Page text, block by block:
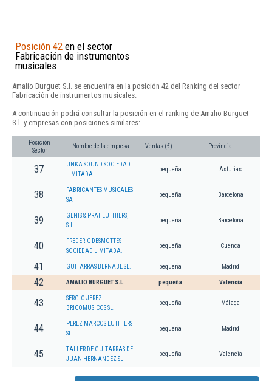
Posición 42 en el sector
Fabricación de instrumentos
musicales
Amalio Burguet S.l. se encuentra en la posición 42 del Ranking del sector
Fabricación de instrumentos musicales.
A continuación podrá consultar la posición en el ranking de Amalio Burguet
S.l. y empresas con posiciones similares:
Posición
Sector
Nombre de la empresa Ventas (€) Provincia
37
UNKA SOUND SOCIEDAD
LIMITADA.
pequeña Asturias
38
FABRICANTES MUSICALES
SA
pequeña Barcelona
39
GENIS & PRAT LUTHIERS,
S.L.
pequeña Barcelona
40
FREDERIC DESMOTTES
SOCIEDAD LIMITADA.
pequeña Cuenca
41 GUITARRAS BERNABE SL. pequeña Madrid
42 AMALIO BURGUET S.L. pequeña Valencia
43
SERGIO JEREZ-
BRICOMUSICOS SL.
pequeña Málaga
44
PEREZ MARCOS LUTHIERS
SL
pequeña Madrid
45
TALLER DE GUITARRAS DE
JUAN HERNANDEZ SL
pequeña Valencia